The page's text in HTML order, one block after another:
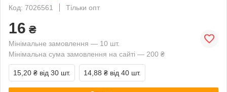
Код: 7026561
Тільки опт
16 ₴
Мінімальне замовлення — 10 шт.
Мінімальна сума замовлення на сайті — 200 ₴
15,20 ₴ від 30 шт. 14,88 ₴ від 40 шт.